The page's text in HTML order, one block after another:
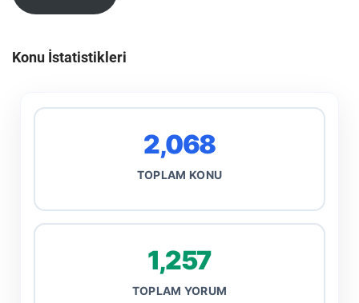
Konu İstatistikleri
2,068
TOPLAM KONU
1,257
TOPLAM YORUM